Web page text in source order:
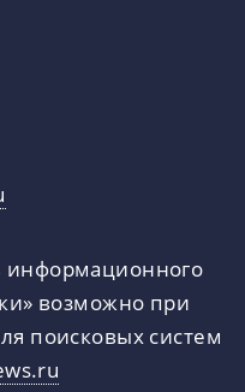
информационного
возможно при
поисковых систем